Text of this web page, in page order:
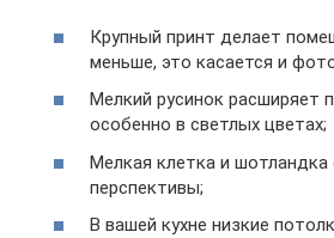
Крупный принт делает
меньше, это касается и
Мелкий русинок расширяет
особенно в светлых цветах;
Мелкая клетка и
перспективы;
В вашей кухне низкие